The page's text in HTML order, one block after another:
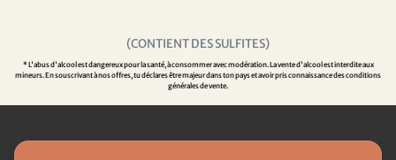
(CONTIENT DES SULFITES)
* L'abus d'alcool est dangereux pour la santé, à consommer avec modération. La vente d'alcool est interdite aux
mineurs. En souscrivant à nos offres, tu déclares être majeur dans ton pays et avoir pris connaissance des conditions
générales de vente.